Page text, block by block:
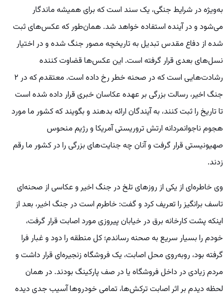
به‌ویژه در شرایط جنگی، یک سند است که برای همیشه ماندگار
می‌شود و در آینده استفاده خواهد شد. همان‌طور که عکس‌های ثبت
شده از دفاع مقدس تبدیل به تاریخچه مصور جنگ شده و در اختیار
نسل‌های بعدی قرار گرفته است. این عکس‌ها قضاوت کننده
رشادت‌هایی است که در صحنه خطر رخ داده است. معتقدم که در ۲
جنگ اخیر، رسالت بزرگی بر عهده عکاسان خبری قرار داده شده است
تا تاریخ را ثبت کنند، به آیندگان ارائه بدهند و بگویند که کشور ما مورد
هجوم ناجوانمردانه ارتش تروریستی آمریکا و رژیم منحوس
صهیونیستی قرار گرفت و آنان چه جنایت‌های بزرگی را در کشور ما رقم
زدند.
وی خاطره‌ای از یکی از روزهای تلخ در جنگ اخیر و عکاسی از صحنه‌ای
تاسف برانگیز را تعریف کرد و گفت: خاطرم است در جنگ اخیر، بعد از
اینکه پشت کارخانه برق در خیابان پیروزی مورد اصابت قرار گرفت،
خودم را بسیار سریع به صحنه رساندم؛ کل منطقه را دود و غبار فرا
گرفته بود، روبه‌روی محل اصابت، یک فروشگاه زنجیره‌ای قرار داشت و
مردم زیادی در داخل فروشگاه یا در صف پارکینگ بودند. در همان
لحظه دیدم بر اثر اصابت ترکش‌ها، تمامی خودروها آسیب جدی دیده